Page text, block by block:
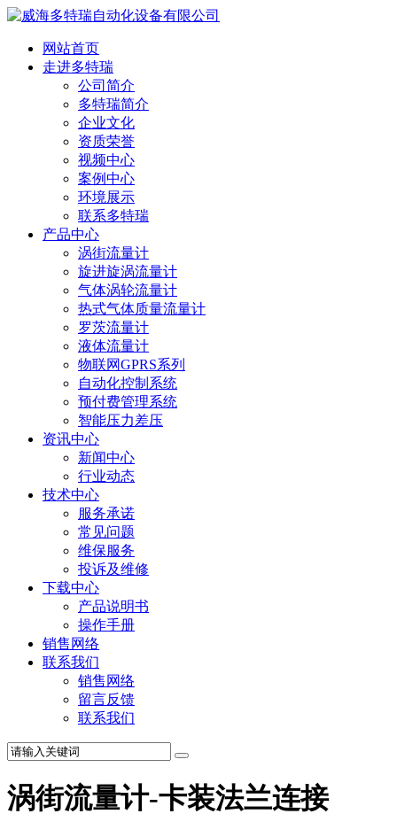
网站首页
走进多特瑞
公司简介
多特瑞简介
企业文化
资质荣誉
视频中心
案例中心
环境展示
联系多特瑞
产品中心
涡街流量计
旋进旋涡流量计
气体涡轮流量计
热式气体质量流量计
罗茨流量计
液体流量计
物联网GPRS系列
自动化控制系统
预付费管理系统
智能压力差压
资讯中心
新闻中心
行业动态
技术中心
服务承诺
常见问题
维保服务
投诉及维修
下载中心
产品说明书
操作手册
销售网络
联系我们
销售网络
留言反馈
联系我们
涡街流量计-卡装法兰连接